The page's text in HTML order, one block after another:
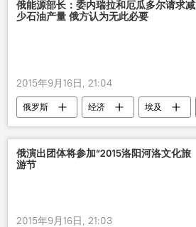
俄能源部长：委内瑞拉和厄瓜多尔请求减
少石油产量 俄方认为无此必要
2015年9月16日, 21:04
俄罗斯 经济 埃及
俄罗斯能源部
亚历山大•诺瓦克
俄演出团体将参加“2015洛阳河洛文化旅
游节
2015年9月16日, 21:03